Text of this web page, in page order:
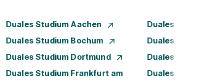
Duales Studium Aachen
Duales Studium
Duales Studium Bochum
Duales Studium
Duales Studium Dortmund
Duales Studium
Duales Studium Frankfurt am
Duales Studium